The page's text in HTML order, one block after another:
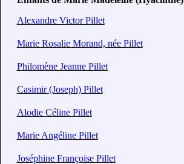
Alexandre Victor Pillet
Marie Rosalie Morand, née Pillet
Philomène Jeanne Pillet
Casimir (Joseph) Pillet
Alodie Céline Pillet
Marie Angéline Pillet
Joséphine Françoise Pillet